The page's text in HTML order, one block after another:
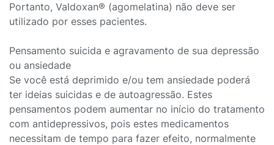
Portanto, Valdoxan® (agomelatina) não deve ser
utilizado por esses pacientes.
Pensamento suicida e agravamento de sua depressão
ou ansiedade
Se você está deprimido e/ou tem ansiedade poderá
ter ideias suicidas e de autoagressão. Estes
pensamentos podem aumentar no início do tratamento
com antidepressivos, pois estes medicamentos
necessitam de tempo para fazer efeito, normalmente